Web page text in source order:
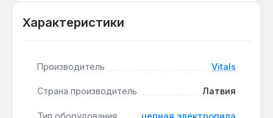
аварийный тормоз цепи мгновенно
стеснённых условиях.
насос подаёт масло из бака 0,21 л, а индикатор
уровня позволяет контролировать остаток —
Характеристики
Производитель Vitals
Страна производитель Латвия
Тип оборудования цепная электропила